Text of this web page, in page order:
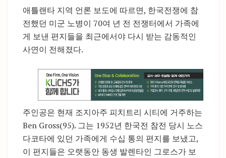
애틀랜타 지역 언론 보도에 따르면, 한국전쟁에 참
전했던 미군 노병이 70여 년 전 전쟁터에서 가족에
게 보낸 편지들을 최근에서야 다시 받는 감동적인
사연이 전해졌다.
주인공은 현재 조지아주 피치트리 시티에 거주하는
Ben Gross(95). 그는 1952년 한국전 참전 당시 노스
다코타에 있던 가족에게 수십 통의 편지를 보냈고,
이 편지들은 오랫동안 동생 발렌타인 그로스가 보